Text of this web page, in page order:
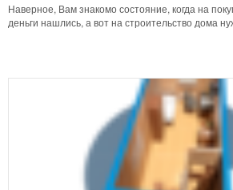
Наверное, Вам знакомо состояние, когда на
деньги нашлись, а вот на строительство дома